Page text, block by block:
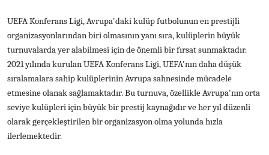
UEFA Konferans Ligi, Avrupa'daki kulüp futbolunun en prestijli
organizasyonlarından biri olmasının yanı sıra, kulüplerin büyük
turnuvalarda yer alabilmesi için de önemli bir fırsat sunmaktadır.
2021 yılında kurulan UEFA Konferans Ligi, UEFA'nın daha düşük
sıralamalara sahip kulüplerinin Avrupa sahnesinde mücadele
etmesine olanak sağlamaktadır. Bu turnuva, özellikle Avrupa'nın orta
seviye kulüpleri için büyük bir prestij kaynağıdır ve her yıl düzenli
olarak gerçekleştirilen bir organizasyon olma yolunda hızla
ilerlemektedir.